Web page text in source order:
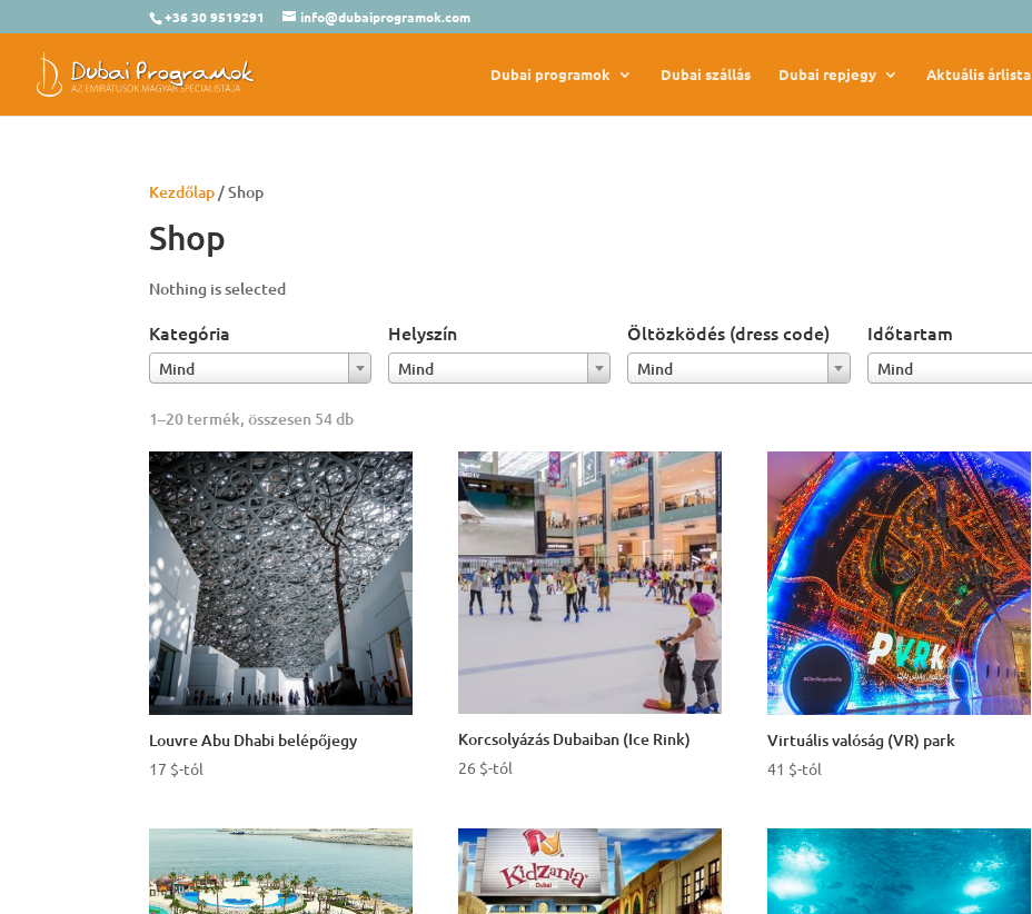
+36 30 9519291 info@dubaiprogramok.com
Dubai programok Dubai szállás Dubai repjegy Aktuális árlista
Kezdőlap/ Shop
Shop
Nothing is selected
Kategória
Mind
Helyszín
Mind
Öltözködés (dress code)
Mind
Időtartam
Mind
1–20 termék, összesen 54 dbSorted
price:
low
to
high
Louvre Abu Dhabi belépőjegy
17 $-tól
Korcsolyázás Dubaiban (Ice Rink)
26 $-tól
Virtuális valóság (VR) park
41 $-tól